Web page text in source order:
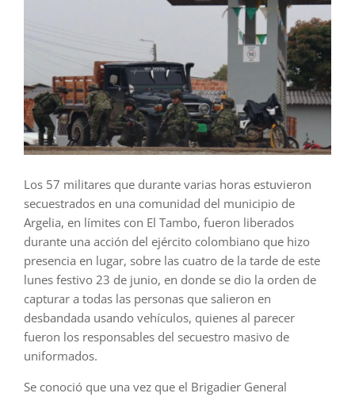
Los 57 militares que durante varias horas estuvieron
secuestrados en una comunidad del municipio de
Argelia, en límites con El Tambo, fueron liberados
durante una acción del ejército colombiano que hizo
presencia en lugar, sobre las cuatro de la tarde de este
lunes festivo 23 de junio, en donde se dio la orden de
capturar a todas las personas que salieron en
desbandada usando vehículos, quienes al parecer
fueron los responsables del secuestro masivo de
uniformados.
Se conoció que una vez que el Brigadier General